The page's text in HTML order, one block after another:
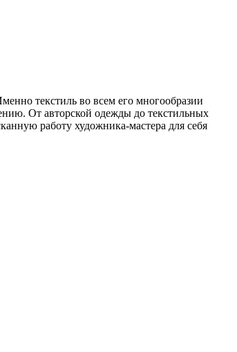
текстиль во всем его многообразии
От авторской одежды до текстильных
работу художника-мастера для себя